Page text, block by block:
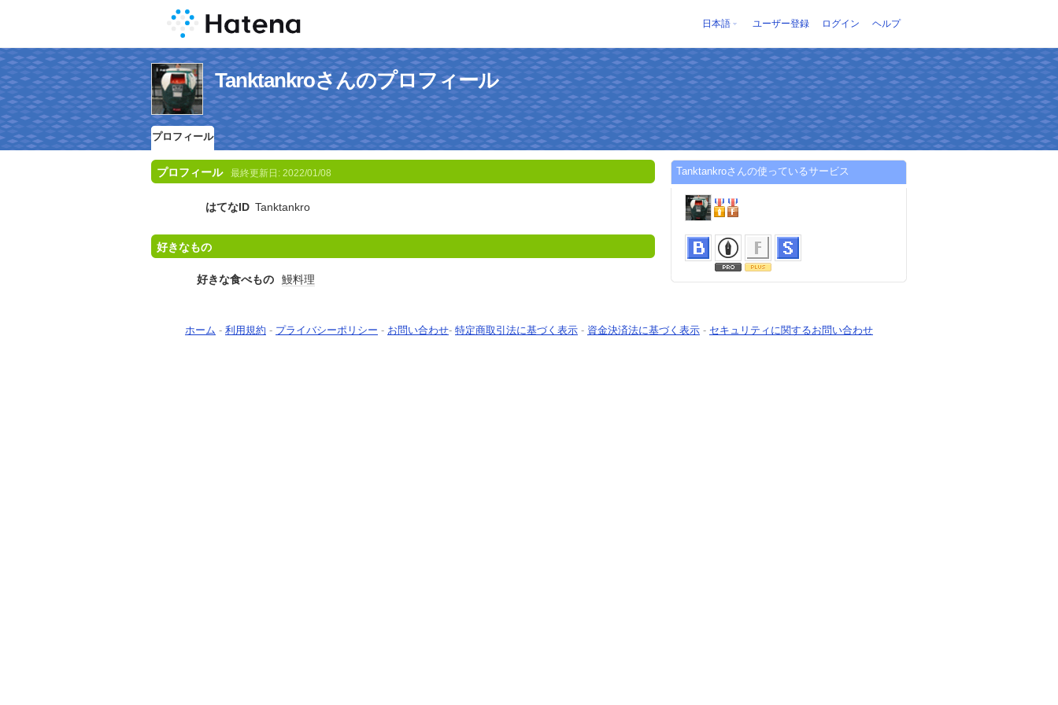
日本語 ユーザー登録 ログイン ヘルプ
Tanktankroさんのプロフィール
プロフィール
プロフィール 最終更新日: 2022/01/08
はてなID Tanktankro
好きなもの
好きな食べもの 鰻料理
Tanktankroさんの使っているサービス
ホーム - 利用規約 - プライバシーポリシー - お問い合わせ- 特定商取引法に基づく表示 - 資金決済法に基づく表示 - セキュリティに関するお問い合わせ